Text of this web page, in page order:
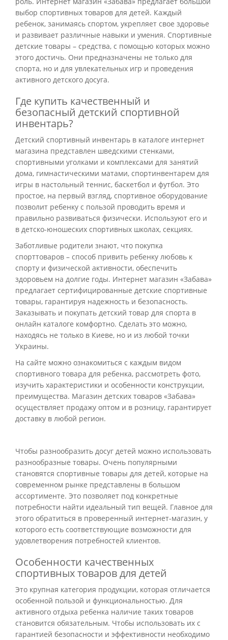
выбор спортивных товаров для детей. Каждый
ребенок, занимаясь спортом, укрепляет свое здоровье
и развивает различные навыки и умения. Спортивные
детские товары – средства, с помощью которых можно
этого достичь. Они предназначены не только для
спорта, но и для увлекательных игр и проведения
активного детского досуга.
Где купить качественный и
безопасный детский спортивной
инвентарь?
Детский спортивный инвентарь в каталоге интернет
магазина представлен шведскими стенками,
спортивными уголками и комплексами для занятий
дома, гимнастическими матами, спортинвентарем для
игры в настольный теннис, баскетбол и футбол. Это
простое, на первый взгляд, спортивное оборудование
позволит ребенку с пользой проводить время и
правильно развиваться физически. Используют его и
в детско-юношеских спортивных школах, секциях.
Заботливые родители знают, что покупка
спорттоваров – способ привить ребенку любовь к
спорту и физической активности, обеспечить
здоровьем на долгие годы. Интернет магазин «Забава»
предлагает сертифицированные детские спортивные
товары, гарантируя надежность и безопасность.
Заказывать и покупать детский товар для спорта в
онлайн каталоге комфортно. Сделать это можно,
находясь не только в Киеве, но и из любой точки
Украины.
На сайте можно ознакомиться с каждым видом
спортивного товара для ребенка, рассмотреть фото,
изучить характеристики и особенности конструкции,
преимущества. Магазин детских товаров «Забава»
осуществляет продажу оптом и в розницу, гарантирует
доставку в любой регион.
Чтобы разнообразить досуг детей можно использовать
разнообразные товары. Очень популярными
становятся спортивные товары для детей, которые на
современном рынке представлены в большом
ассортименте. Это позволяет под конкретные
потребности найти идеальный тип вещей. Главное для
этого обратиться в проверенный интернет-магазин, у
которого есть соответствующие возможности для
удовлетворения потребностей клиентов.
Особенности качественных
спортивных товаров для детей
Это крупная категория продукции, которая отличается
особенной пользой и функциональностью. Для
активного отдыха ребенка наличие таких товаров
становится обязательным. Чтобы использовать их с
гарантией безопасности и эффективности необходимо